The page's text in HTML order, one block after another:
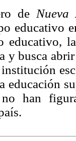
de Nueva
educativo
educativo,
y busca
institución
educación
han